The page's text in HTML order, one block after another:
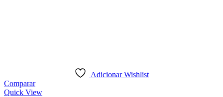
Adicionar Wishlist
Comparar
Quick View